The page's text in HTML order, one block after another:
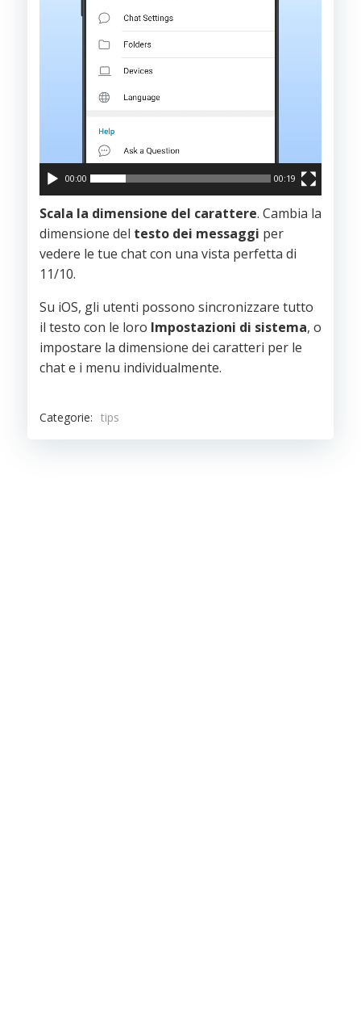
00:00 00:19
Scala la dimensione del carattere. Cambia la
dimensione del testo dei messaggi per
vedere le tue chat con una vista perfetta di
11/10.
Su iOS, gli utenti possono sincronizzare tutto
il testo con le loro Impostazioni di sistema, o
impostare la dimensione dei caratteri per le
chat e i menu individualmente.
Categorie: tips